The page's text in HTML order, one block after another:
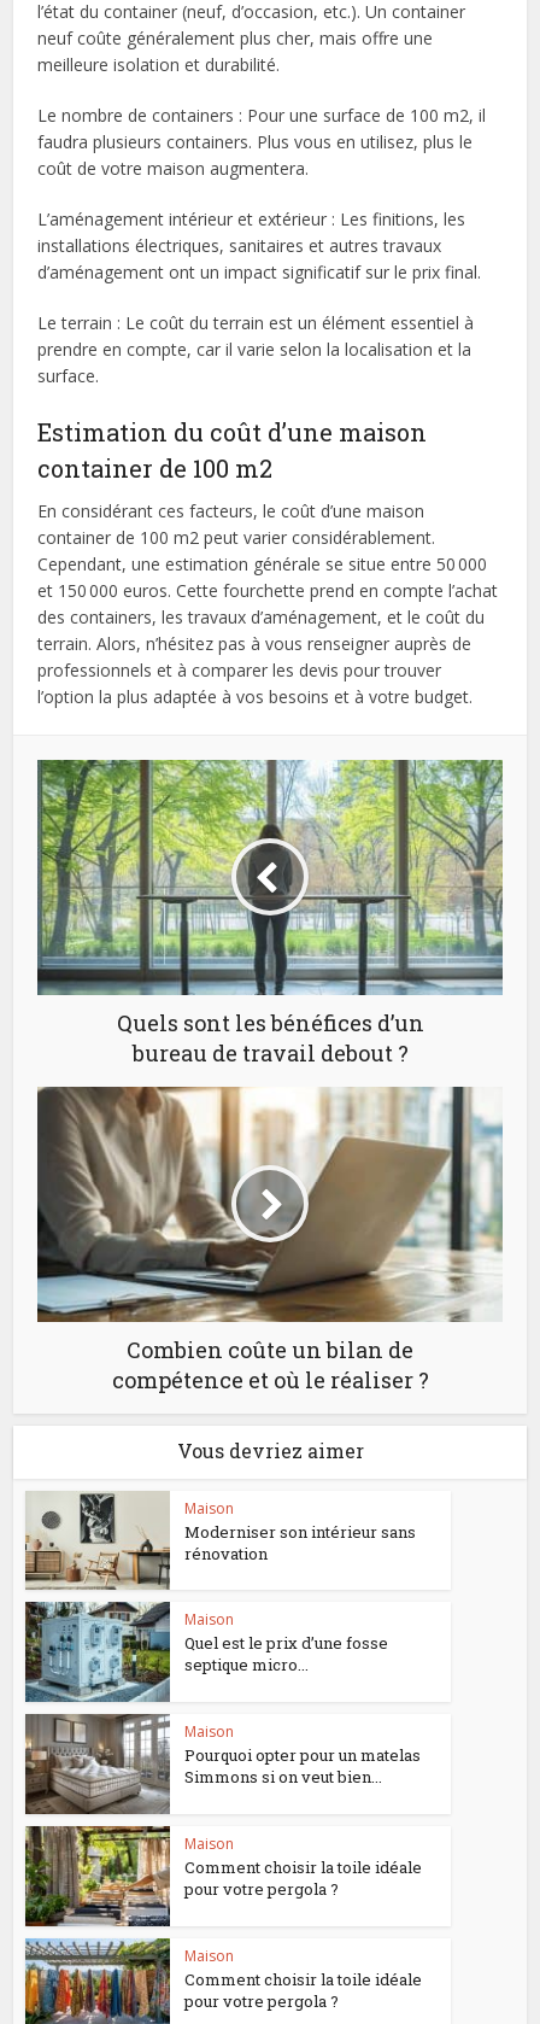
l’état du container (neuf, d’occasion, etc.). Un container
neuf coûte généralement plus cher, mais offre une
meilleure isolation et durabilité.
Le nombre de containers : Pour une surface de 100 m2, il
faudra plusieurs containers. Plus vous en utilisez, plus le
coût de votre maison augmentera.
L’aménagement intérieur et extérieur : Les finitions, les
installations électriques, sanitaires et autres travaux
d’aménagement ont un impact significatif sur le prix final.
Le terrain : Le coût du terrain est un élément essentiel à
prendre en compte, car il varie selon la localisation et la
surface.
Estimation du coût d’une maison
container de 100 m2
En considérant ces facteurs, le coût d’une maison
container de 100 m2 peut varier considérablement.
Cependant, une estimation générale se situe entre 50 000
et 150 000 euros. Cette fourchette prend en compte l’achat
des containers, les travaux d’aménagement, et le coût du
terrain. Alors, n’hésitez pas à vous renseigner auprès de
professionnels et à comparer les devis pour trouver
l’option la plus adaptée à vos besoins et à votre budget.
Quels sont les bénéfices d’un
bureau de travail debout ?
Combien coûte un bilan de
compétence et où le réaliser ?
Vous devriez aimer
Maison
Moderniser son intérieur sans
rénovation
Maison
Quel est le prix d’une fosse
septique micro...
Maison
Pourquoi opter pour un matelas
Simmons si on veut bien...
Maison
Comment choisir la toile idéale
pour votre pergola ?
Maison
Comment choisir la toile idéale
pour votre pergola ?